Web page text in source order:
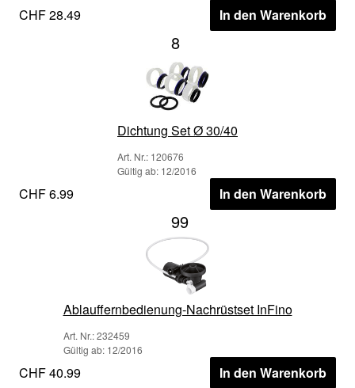
CHF 28.49 In den Warenkorb
8
Dichtung Set Ø 30/40
Art. Nr.: 120676
Gültig ab: 12/2016
CHF 6.99 In den Warenkorb
99
Ablauffernbedienung-Nachrüstset InFino
Art. Nr.: 232459
Gültig ab: 12/2016
CHF 40.99 In den Warenkorb